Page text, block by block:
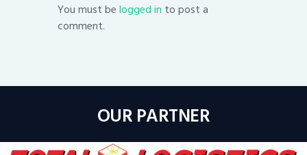
You must belogged in to post a
comment.
OUR PARTNER